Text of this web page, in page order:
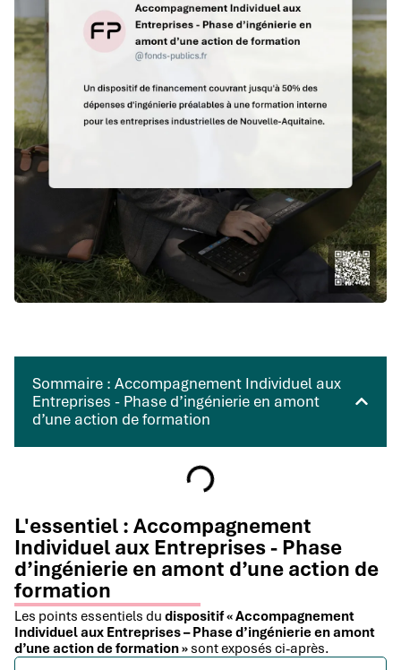
Sommaire : Accompagnement Individuel aux
Entreprises - Phase d’ingénierie en amont
d’une action de formation
L'essentiel : Accompagnement
Individuel aux Entreprises - Phase
d’ingénierie en amont d’une action de
formation
Les points essentiels du dispositif « Accompagnement
Individuel aux Entreprises – Phase d’ingénierie en amont
d’une action de formation » sont exposés ci-après.